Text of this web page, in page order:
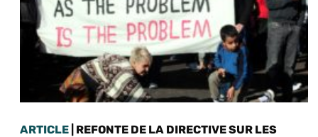
ARTICLE | REFONTE DE LA DIRECTIVE SUR LES